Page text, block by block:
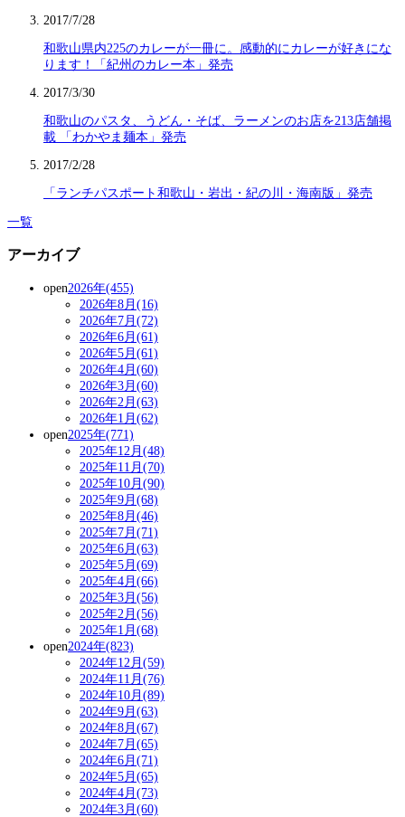
2017/7/28
和歌山県内225のカレーが一冊に。感動的にカレーが好きにな
ります！「紀州のカレー本」発売
2017/3/30
和歌山のパスタ、うどん・そば、ラーメンのお店を213店舗掲
載 「わかやま麺本」発売
2017/2/28
「ランチパスポート和歌山・岩出・紀の川・海南版」発売
一覧
アーカイブ
open2026年(455)
2026年8月(16)
2026年7月(72)
2026年6月(61)
2026年5月(61)
2026年4月(60)
2026年3月(60)
2026年2月(63)
2026年1月(62)
open2025年(771)
2025年12月(48)
2025年11月(70)
2025年10月(90)
2025年9月(68)
2025年8月(46)
2025年7月(71)
2025年6月(63)
2025年5月(69)
2025年4月(66)
2025年3月(56)
2025年2月(56)
2025年1月(68)
open2024年(823)
2024年12月(59)
2024年11月(76)
2024年10月(89)
2024年9月(63)
2024年8月(67)
2024年7月(65)
2024年6月(71)
2024年5月(65)
2024年4月(73)
2024年3月(60)